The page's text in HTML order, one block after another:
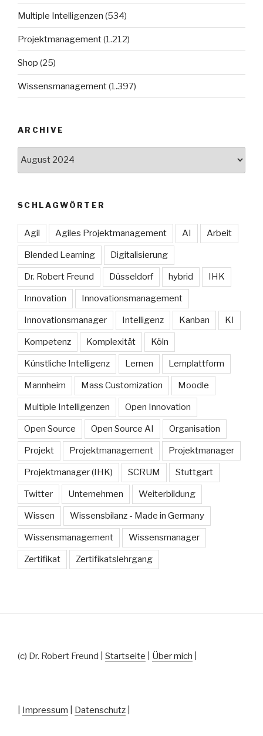
Multiple Intelligenzen (534)
Projektmanagement(1.212)
Shop (25)
Wissensmanagement(1.397)
ARCHIVE
SCHLAGWÖRTER
Agil Agiles Projektmanagement AI Arbeit
Blended Learning Digitalisierung
Dr. Robert Freund Düsseldorf hybrid IHK
Innovation Innovationsmanagement
Innovationsmanager Intelligenz Kanban KI
Kompetenz Komplexität Köln
Künstliche Intelligenz Lernen Lernplattform
Mannheim Mass Customization Moodle
Multiple Intelligenzen Open Innovation
Open Source Open Source AI Organisation
Projekt Projektmanagement Projektmanager
Projektmanager (IHK) SCRUM Stuttgart
Twitter Unternehmen Weiterbildung
Wissen Wissensbilanz - Made in Germany
Wissensmanagement Wissensmanager
Zertifikat Zertifikatslehrgang
(c) Dr. Robert Freund | Startseite Über mich
Impressum Datenschutz